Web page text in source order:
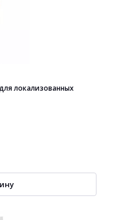
локализованных